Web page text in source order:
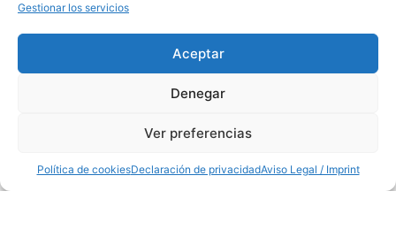
Gestionar los servicios
Aceptar
Denegar
Ver preferencias
Política de cookiesDeclaración de privacidadAviso Legal / Imprint
Puesto 15